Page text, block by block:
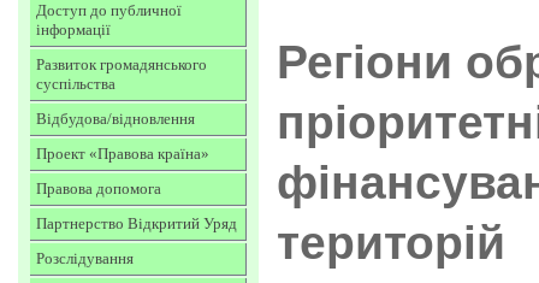
Доступ до публичної
інформації
Развиток громадянського
суспільства
Відбудова/відновлення
Проект «Правова країна»
Правова допомога
Партнерство Відкритий Уряд
Розслідування
Регіони
територій